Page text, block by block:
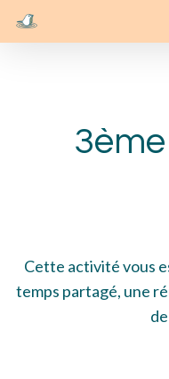
Skip
Cette activité vous
temps partagé, une